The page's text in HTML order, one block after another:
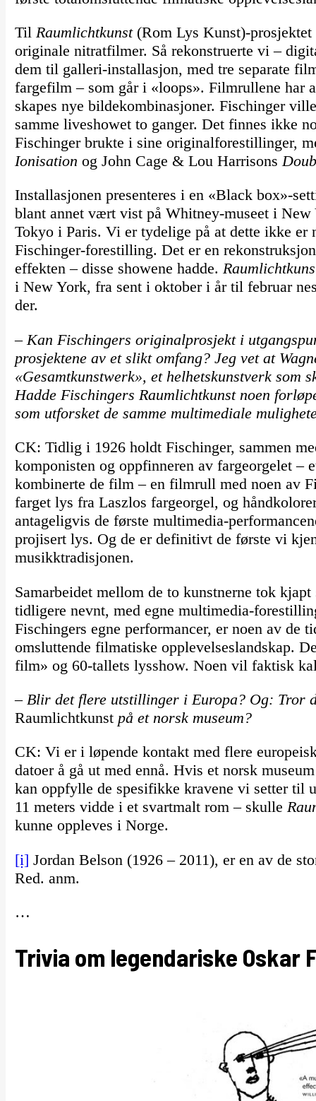
Til Raumlichtkunst (Rom Lys Kunst)-
originale nitratfilmer. Så rekonstruerte vi –
dem til galleri-installasjon, med tre separate
fargefilm – som går i «loops». Filmrullene har
skapes nye bildekombinasjoner. Fischinger
samme liveshowet to ganger. Det finnes ikke
Fischinger brukte i sine originalforestillinger,
Ionisation og John Cage & Lou Harrisons
Installasjonen presenteres i en «Black box»-
blant annet vært vist på Whitney-museet i
Tokyo i Paris. Vi er tydelige på at dette ikke er
Fischinger-forestilling. Det er en
effekten – disse showene hadde.
i New York, fra sent i oktober i år til februar
der.
– Kan Fischingers originalprosjekt i
prosjektene av et slikt omfang? Jeg vet at
«Gesamtkunstwerk», et helhetskunstverk
Hadde Fischingers Raumlichtkunst noen
som utforsket de samme multimediale
CK: Tidlig i 1926 holdt Fischinger, sammen
komponisten og oppfinneren av fargeorgelet –
kombinerte de film – en filmrull med noen av
farget lys fra Laszlos fargeorgel, og
antageligvis de første multimedia-
projisert lys. Og de er definitivt de første vi
musikktradisjonen.
Samarbeidet mellom de to kunstnerne tok
tidligere nevnt, med egne multimedia-
Fischingers egne performancer, er noen av de
omsluttende filmatiske opplevelseslandskap.
film» og 60-tallets lysshow. Noen vil faktisk
– Blir det flere utstillinger i Europa? Og: Tror
Raumlichtkunstpå et norsk museum?
CK: Vi er i løpende kontakt med flere
datoer å gå ut med ennå. Hvis et norsk
kan oppfylle de spesifikke kravene vi setter til
11 meters vidde i et svartmalt rom – skulle
kunne oppleves i Norge.
[i] Jordan Belson (1926 – 2011), er en av de
Red. anm.
…
Trivia om legendariske Oskar